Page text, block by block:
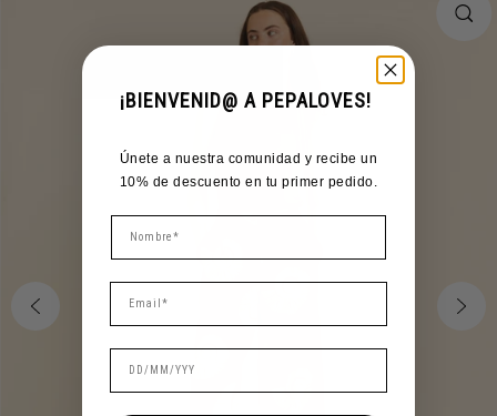
¡BIENVENID@ A PEPALOVES!
Únete a nuestra comunidad y recibe un
10% de descuento en tu primer pedido.